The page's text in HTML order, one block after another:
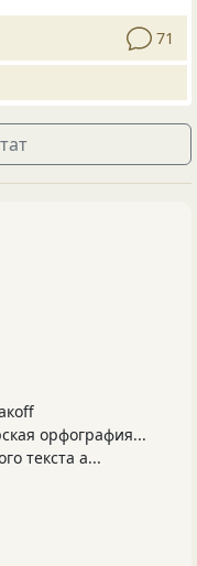
71
орфография...
текста а...